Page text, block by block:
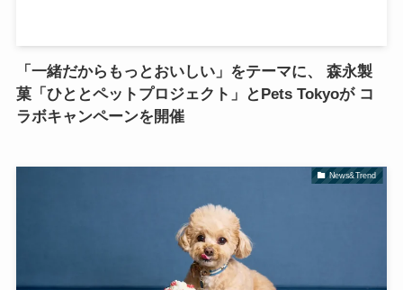
「一緒だからもっとおいしい」をテーマに、 森永製
菓「ひととペットプロジェクト」とPets Tokyoが コ
ラボキャンペーンを開催
News&Trend